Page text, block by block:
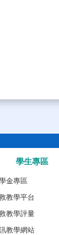
學生專區
金專區
教學平台
教學評量
教學網站